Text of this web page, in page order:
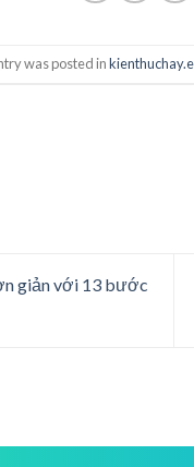
was posted in
giản với 13 bước